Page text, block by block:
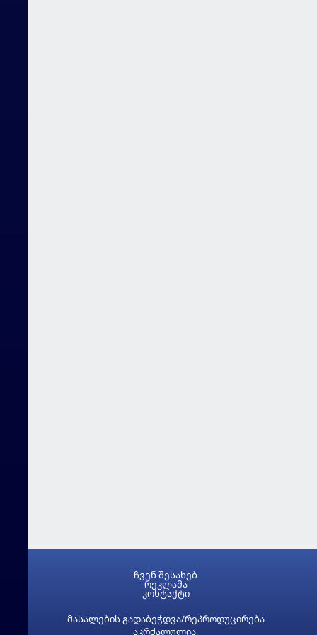
მასალების გადაბეჭდვა/რეპროდუცირება
აკრძალულია,
ჩვენ შესახებ
რეკლამა
კონტაქტი